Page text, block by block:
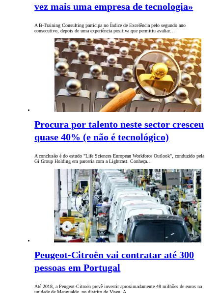
vez mais uma empresa de tecnologia»
A B-Training Consulting participa no Índice de Excelência pelo segundo ano
consecutivo, depois de uma experiência positiva que permitiu avaliar…
Procura por talento neste sector cresceu
quase 40% (e não é tecnológico)
A conclusão é do estudo "Life Sciences European Workforce Outlook", conduzido pela
Gi Group Holding em parceria com a Lightcast. Conheça…
Peugeot-Citroën vai contratar até 300
pessoas em Portugal
Até 2018, a Peugeot-Citroën prevê investir aproximadamente 48 milhões de euros na
unidade de Mangualde, no distrito de Viseu. A…